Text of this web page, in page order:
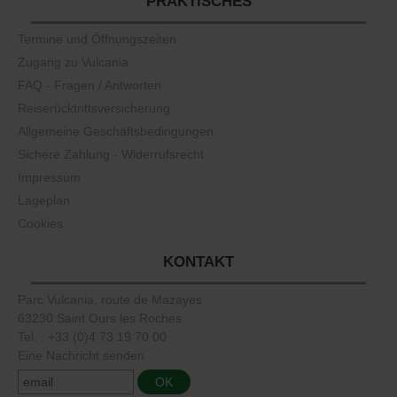
Termine und Öffnungszeiten
Zugang zu Vulcania
FAQ - Fragen / Antworten
Reiserücktrittsversicherung
Allgemeine Geschäftsbedingungen
Sichere Zahlung - Widerrufsrecht
Impressum
Lageplan
Cookies
KONTAKT
Parc Vulcania, route de Mazayes
63230 Saint Ours les Roches
Tel. : +33 (0)4 73 19 70 00
Eine Nachricht senden